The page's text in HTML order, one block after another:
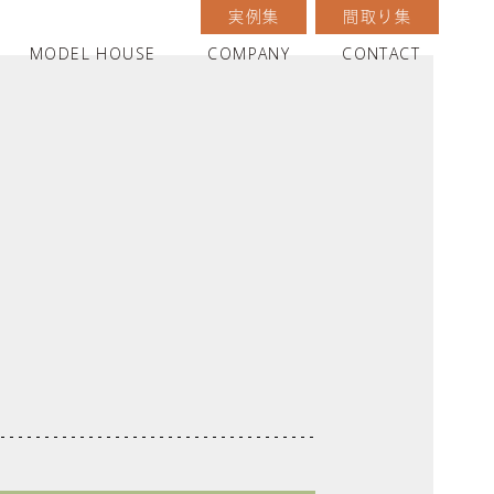
実例集 間取り集
MODEL HOUSE COMPANY CONTACT